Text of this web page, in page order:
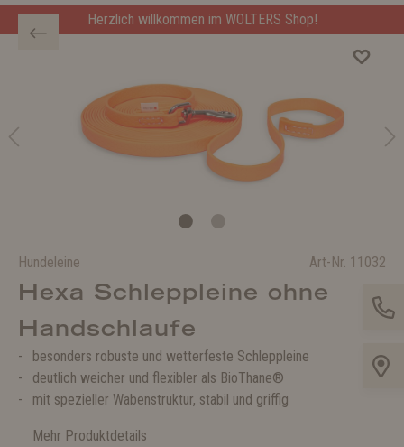
Herzlich willkommen im WOLTERS Shop!
Hundeleine Art-Nr. 11032
Hexa Schleppleine ohne
Handschlaufe
besonders robuste und wetterfeste Schleppleine
deutlich weicher und flexibler als BioThane®
mit spezieller Wabenstruktur, stabil und griffig
Mehr Produktdetails